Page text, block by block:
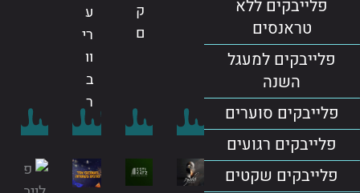
פלייבקים ללא
טראנסים
פלייבקים למעגל
השנה
פלייבקים סוערים
פלייבקים רגועים
פלייבקים שקטים
ק
ם
ע
רי
וו
ב
ר